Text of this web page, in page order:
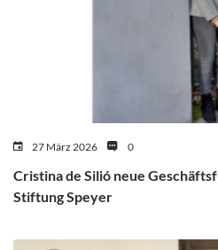
27 März 2026 0
Cristina de Silió neue
Stiftung Speyer